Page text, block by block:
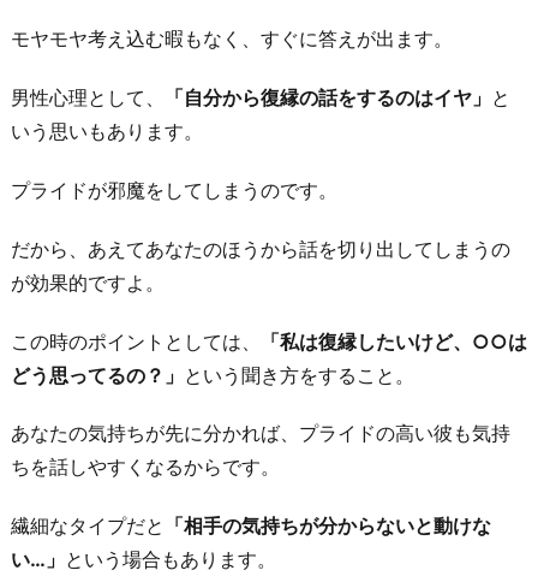
モヤモヤ考え込む暇もなく、すぐに答えが出ます。
男性心理として、 「自分から復縁の話をするのはイヤ」 と
いう思いもあります。
プライドが邪魔をしてしまうのです。
だから、あえてあなたのほうから話を切り出してしまうの
が効果的ですよ。
この時のポイントとしては、
「私は復縁したいけど、○○は
どう思ってるの？」 という聞き方をすること。
あなたの気持ちが先に分かれば、プライドの高い彼も気持
ちを話しやすくなるからです。
繊細なタイプだと 「相手の気持ちが分からないと動けな
い…」 という場合もあります。